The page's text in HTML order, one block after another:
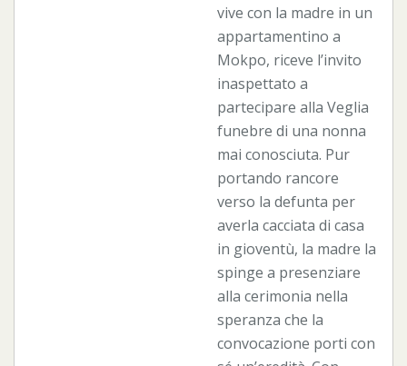
vive con la madre in un
appartamentino a
Mokpo, riceve l’invito
inaspettato a
partecipare alla Veglia
funebre di una nonna
mai conosciuta. Pur
portando rancore
verso la defunta per
averla cacciata di casa
in gioventù, la madre la
spinge a presenziare
alla cerimonia nella
speranza che la
convocazione porti con